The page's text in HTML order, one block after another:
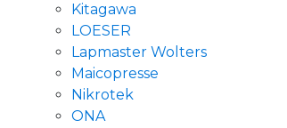
Kitagawa
LOESER
Lapmaster Wolters
Maicopresse
Nikrotek
ONA